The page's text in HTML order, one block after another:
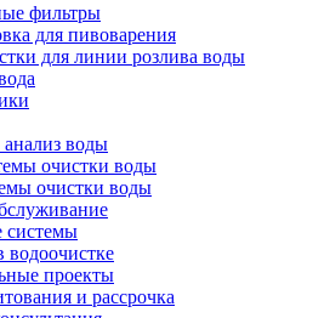
фильтры
для пивоварения
для линии розлива воды
воды
очистки воды
очистки воды
проекты
и рассрочка